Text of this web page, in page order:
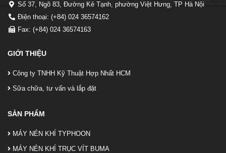
Số 37, Ngõ 83, Đường Kẻ Tạnh, phường Việt Hưng, TP Hà Nội
Điện thoại: (+84) 024 36574162
Fax: (+84) 024 36574163
GIỚI THIỆU
Công ty TNHH Kỹ Thuật Hợp Nhất HCM
Sữa chữa, tư vấn và lắp đặt
SẢN PHẨM
MÁY NÉN KHÍ TYPHOON
MÁY NÉN KHÍ TRỤC VÍT BUMA